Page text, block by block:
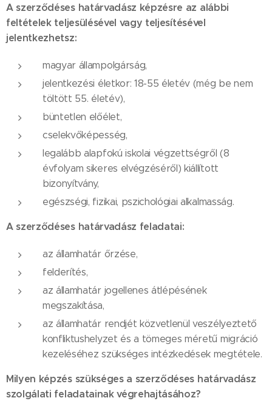
A szerződéses határvadász képzésre az alábbi
feltételek teljesülésével vagy teljesítésével
jelentkezhetsz:
magyar állampolgárság,
jelentkezési életkor: 18-55 életév (még be nem
töltött 55. életév),
büntetlen előélet,
cselekvőképesség,
legalább alapfokú iskolai végzettségről (8
évfolyam sikeres elvégzéséről) kiállított
bizonyítvány,
egészségi, fizikai, pszichológiai alkalmasság.
A szerződéses határvadász feladatai:
az államhatár őrzése,
felderítés,
az államhatár jogellenes átlépésének
megszakítása,
az államhatár rendjét közvetlenül veszélyeztető
konfliktushelyzet és a tömeges méretű migráció
kezeléséhez szükséges intézkedések megtétele.
Milyen képzés szükséges a szerződéses határvadász
szolgálati feladatainak végrehajtásához?